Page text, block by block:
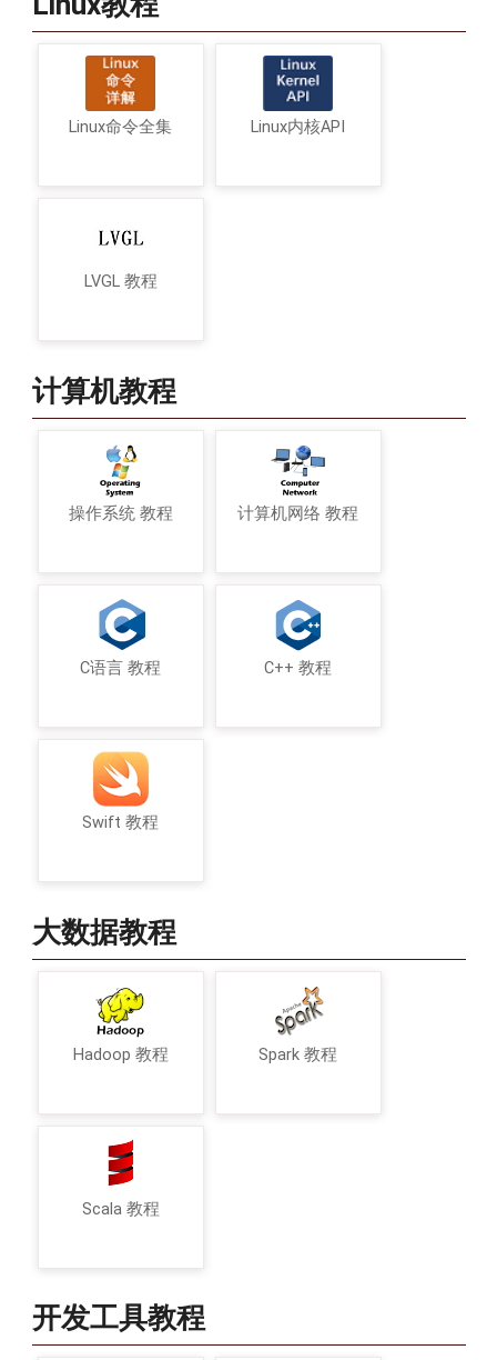
Linux命令全集 Linux内核API
LVGL 教程
计算机教程
操作系统 教程 计算机网络 教程
C语言 教程 C++ 教程
Swift 教程
大数据教程
Hadoop 教程 Spark 教程
Scala 教程
开发工具教程